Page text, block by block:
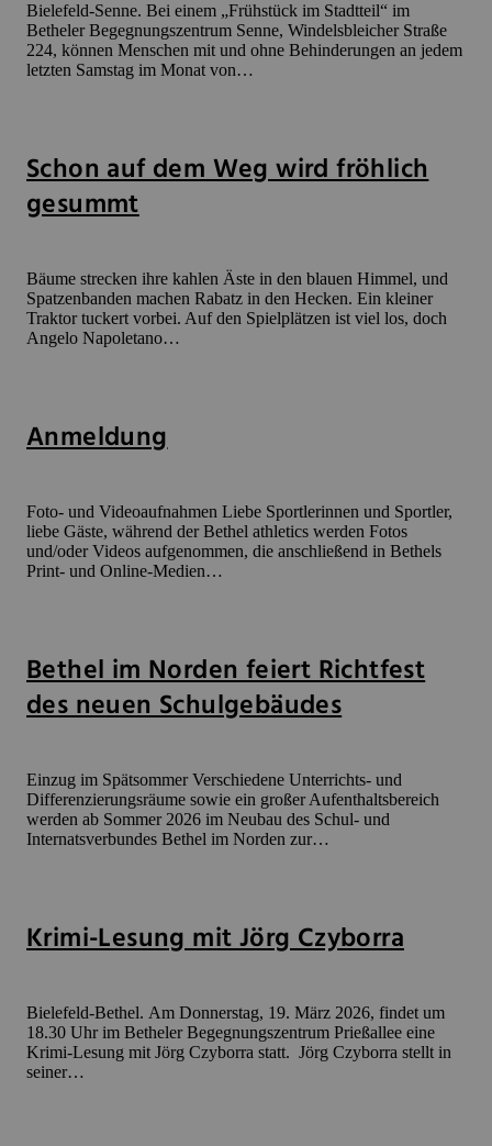
Bielefeld-Senne. Bei einem „Frühstück im Stadtteil“ im
Betheler Begegnungszentrum Senne, Windelsbleicher Straße
224, können Menschen mit und ohne Behinderungen an jedem
letzten Samstag im Monat von…
Schon auf dem Weg wird fröhlich
gesummt
Bäume strecken ihre kahlen Äste in den blauen Himmel, und
Spatzenbanden machen Rabatz in den Hecken. Ein kleiner
Traktor tuckert vorbei. Auf den Spielplätzen ist viel los, doch
Angelo Napoletano…
Anmeldung
Foto- und Videoaufnahmen Liebe Sportlerinnen und Sportler,
liebe Gäste, während der Bethel athletics werden Fotos
und/oder Videos aufgenommen, die anschließend in Bethels
Print- und Online-Medien…
Bethel im Norden feiert Richtfest
des neuen Schulgebäudes
Einzug im Spätsommer Verschiedene Unterrichts- und
Differenzierungsräume sowie ein großer Aufenthaltsbereich
werden ab Sommer 2026 im Neubau des Schul- und
Internatsverbundes Bethel im Norden zur…
Krimi-Lesung mit Jörg Czyborra
Bielefeld-Bethel. Am Donnerstag, 19. März 2026, findet um
18.30 Uhr im Betheler Begegnungszentrum Prießallee eine
Krimi-Lesung mit Jörg Czyborra statt. Jörg Czyborra stellt in
seiner…